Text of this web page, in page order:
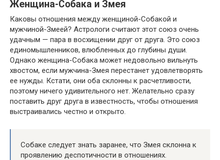
Женщина-Собака и Змея
Каковы отношения между женщиной-Собакой и
мужчиной-Змеей? Астрологи считают этот союз очень
удачным — пара в восхищении друг от друга. Это союз
единомышленников, влюбленных до глубины души.
Однако женщина-Собака может недовольно вильнуть
хвостом, если мужчина-Змея перестанет удовлетворять
ее нужды. Кстати, они оба склонны к расчетливости,
поэтому ничего удивительного нет. Желательно сразу
поставить друг друга в известность, чтобы отношения
выстраивались честно и открыто.
Собаке следует знать заранее, что Змея склонна к
проявлению деспотичности в отношениях.